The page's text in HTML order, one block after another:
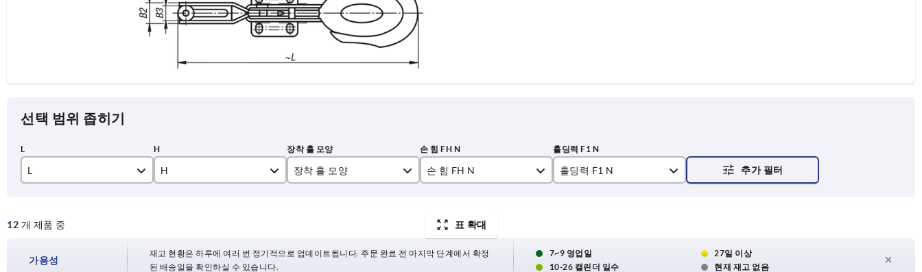
선택 범위 좁히기
L
230,4
H
94,8
장착 홀 모양 손 힘 FH N
200
250
홀딩력 F1 N
2200
12 개 제품 중 표 확대
가용성
재고 현황은 하루에 여러 번 정기적으로 업데이트됩니다. 주문 완료 전 마지막 단계에서 확정
된 배송일을 확인하실 수 있습니다.
7~9 영업일
27일 이상
10-26 캘린더 일수
현재 재고 없음